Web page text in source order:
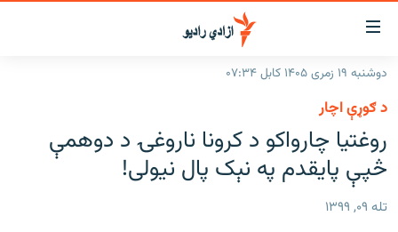
د
لاسرسۍ
وړ
لېنکونه
متن
ته
ورتلل
اصلي
راپورونه
افغانستان
سیمه
خبرونه
افغانستان
د خپرونو جدول
دوشنبه ۱۹ زمری ۱۴۰۵ کابل ۰۷:۳۴
د ګوړې اچار
روغتیا چارواکو د کرونا ناروغۍ د دوهمې
څپې پایقدم په نېک پال نیولی!
تله ۰۹, ۱۳۹۹